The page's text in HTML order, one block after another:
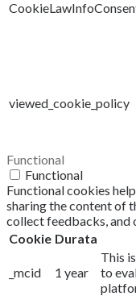
viewed_cookie_policy
Functional
Functional
Functional cookies
sharing the content of
collect feedbacks, and
Cookie Durata
_mcid 1 year
This
to